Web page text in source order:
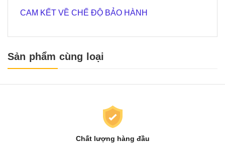
CAM KẾT VỀ CHẾ ĐỘ BẢO HÀNH
Sản phẩm cùng loại
Chất lượng hàng đầu